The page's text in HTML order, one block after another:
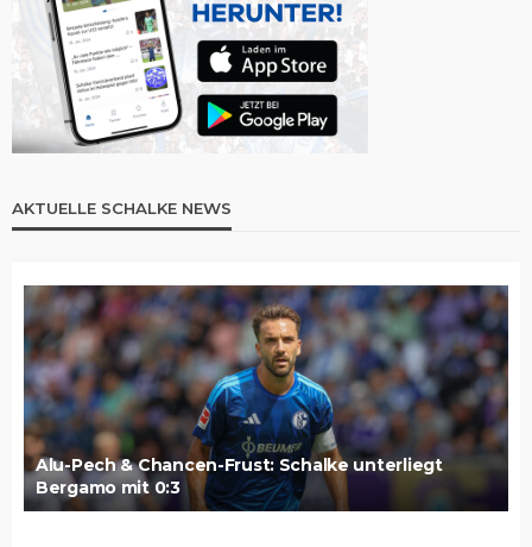
AKTUELLE SCHALKE NEWS
Alu-Pech & Chancen-Frust: Schalke unterliegt
Bergamo mit 0:3